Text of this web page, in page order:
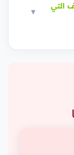
التي
▼